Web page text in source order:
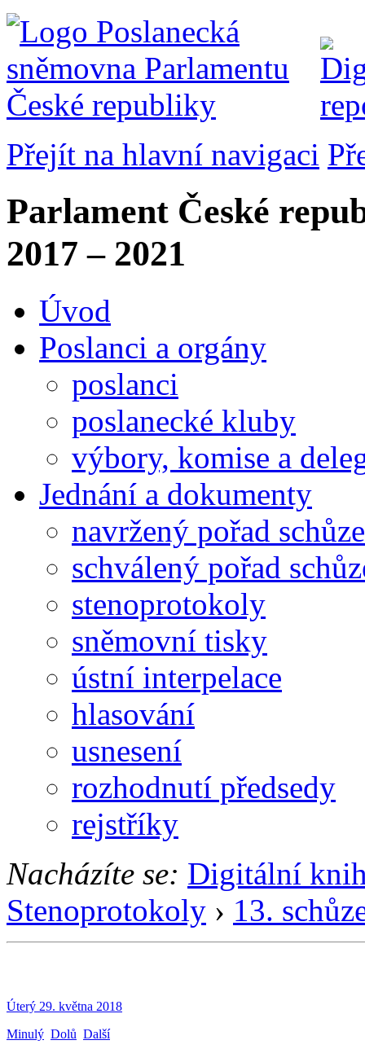
Přejít na hlavní navigaci
Parlament České
2017 – 2021
Úvod
Poslanci a orgány
poslanci
poslanecké kluby
výbory, komise a
Jednání a dokumenty
navržený pořad schůze
schválený pořad
stenoprotokoly
sněmovní tisky
ústní interpelace
hlasování
usnesení
rozhodnutí předsedy
rejstříky
Nacházíte se: Digitální
Stenoprotokoly › 13.
Úterý 29. května 2018
Minulý Dolů Další